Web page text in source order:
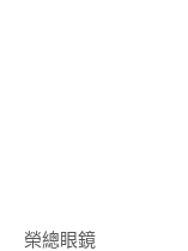
榮總眼鏡